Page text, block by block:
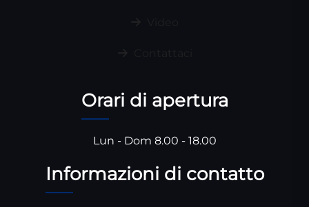
Orari di apertura
Lun - Dom 8.00 - 18.00
Informazioni di contatto